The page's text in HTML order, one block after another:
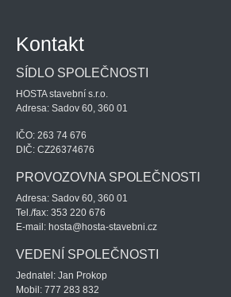
Kontakt
SÍDLO SPOLEČNOSTI
HOSTA stavební s.r.o.
Adresa: Sadov 60, 360 01
IČO: 263 74 676
DIČ: CZ26374676
PROVOZOVNA SPOLEČNOSTI
Adresa: Sadov 60, 360 01
Tel./fax: 353 220 676
E-mail: hosta@hosta-stavebni.cz
VEDENÍ SPOLEČNOSTI
Jednatel: Jan Prokop
Mobil: 777 283 832